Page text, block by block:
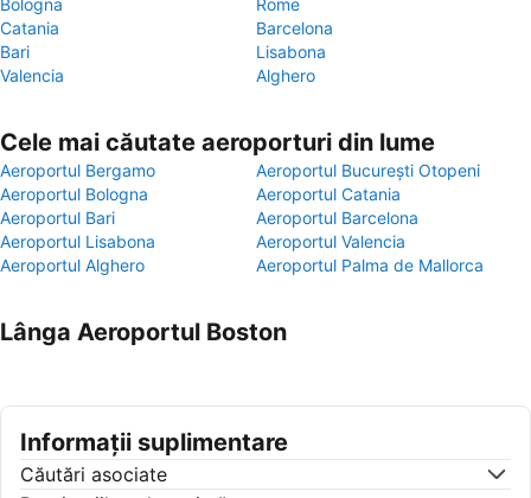
Bologna
Rome
Catania
Barcelona
Bari
Lisabona
Valencia
Alghero
Cele mai căutate aeroporturi din lume
Aeroportul Bergamo
Aeroportul București Otopeni
Aeroportul Bologna
Aeroportul Catania
Aeroportul Bari
Aeroportul Barcelona
Aeroportul Lisabona
Aeroportul Valencia
Aeroportul Alghero
Aeroportul Palma de Mallorca
Lânga Aeroportul Boston
Informații suplimentare
Căutări asociate